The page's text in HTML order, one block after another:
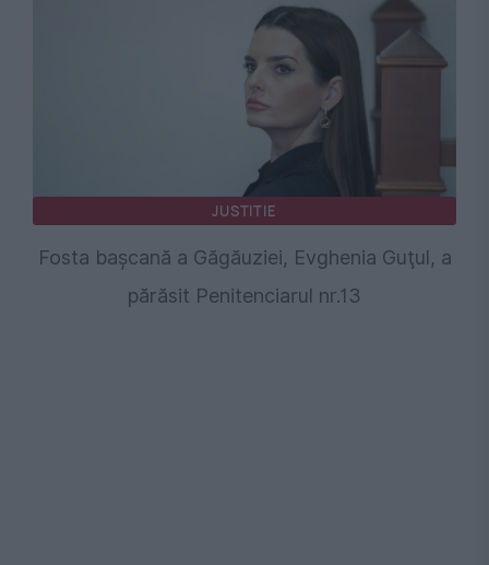
JUSTITIE
Fosta başcană a Găgăuziei, Evghenia Guţul, a
părăsit Penitenciarul nr.13